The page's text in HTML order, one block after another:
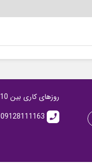
روزهای کاری بین 10 تا 5 عصر در دسترس هستیم.
call
09128111163